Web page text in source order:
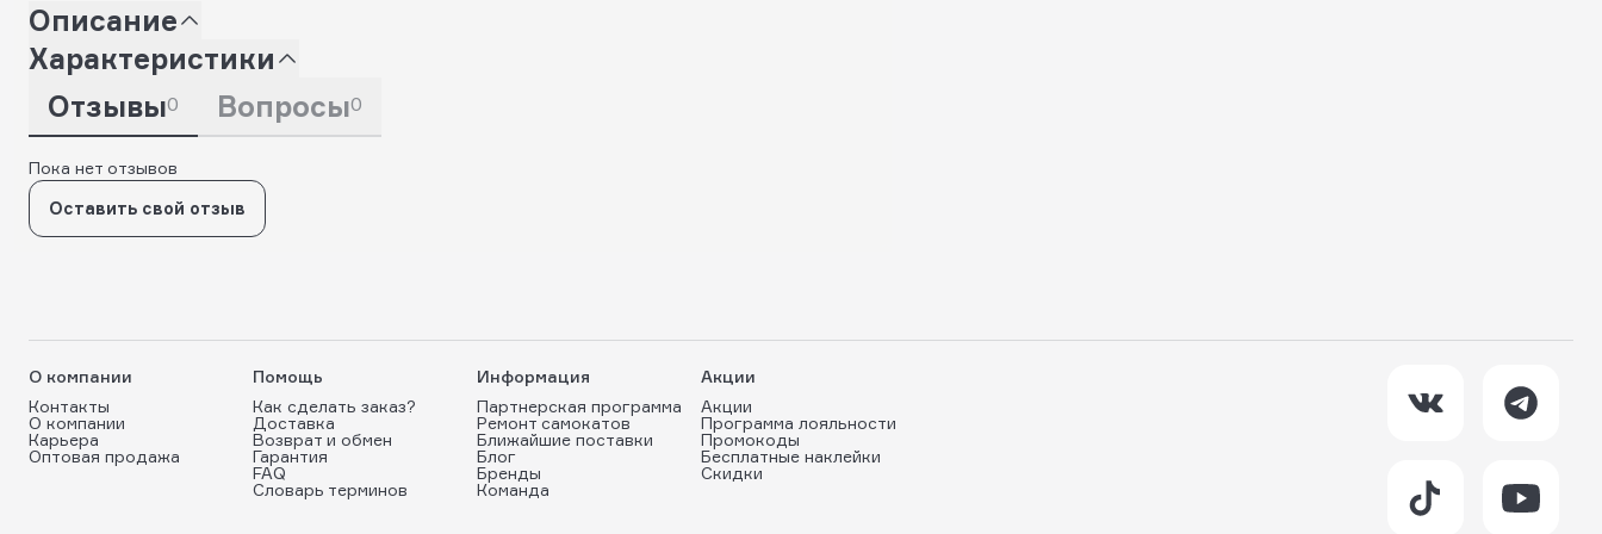
Описание
Характеристики
Отзывы0 Вопросы0
Пока нет отзывов
Оставить свой отзыв
О компании
Контакты
О компании
Карьера
Оптовая продажа
Помощь
Как сделать заказ?
Доставка
Возврат и обмен
Гарантия
FAQ
Словарь терминов
Информация
Партнерская программа
Ремонт самокатов
Ближайшие поставки
Блог
Бренды
Команда
Акции
Акции
Программа лояльности
Промокоды
Бесплатные наклейки
Скидки